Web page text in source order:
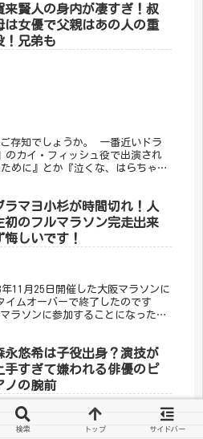
来賢人の身内が凄すぎ！叔
は女優で父親はあの人の重
！兄弟も
存知でしょうか。 一番近いドラ
のカイ・フィッシュ役で出演され
めに』とか『泣くな、はらちゃ
ラマヨ小杉が時間切れ！人
初のフルマラソン完走出来
悔しいです！
11月25日開催した大阪マラソンに
ムオーバーで終了したのです
ラソンに参加することになったの
永悠希は子役出身？演技が
手すぎて嫌われる俳優のピ
ノの腕前
検索 トップ サイドバー